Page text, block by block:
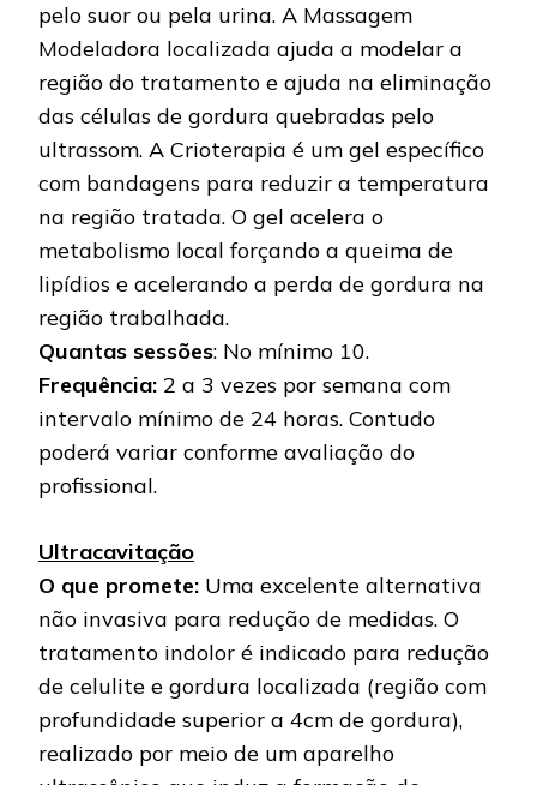
pelo suor ou pela urina. A Massagem
Modeladora localizada ajuda a modelar a
região do tratamento e ajuda na eliminação
das células de gordura quebradas pelo
ultrassom. A Crioterapia é um gel específico
com bandagens para reduzir a temperatura
na região tratada. O gel acelera o
metabolismo local forçando a queima de
lipídios e acelerando a perda de gordura na
região trabalhada.
Quantas sessões: No mínimo 10.
Frequência: 2 a 3 vezes por semana com
intervalo mínimo de 24 horas. Contudo
poderá variar conforme avaliação do
profissional.
Ultracavitação
O que promete: Uma excelente alternativa
não invasiva para redução de medidas. O
tratamento indolor é indicado para redução
de celulite e gordura localizada (região com
profundidade superior a 4cm de gordura),
realizado por meio de um aparelho